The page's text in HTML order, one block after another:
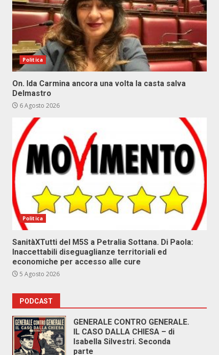
Politica
On. Ida Carmina ancora una volta la casta salva
Delmastro
6 Agosto 2026
Politica
SanitàXTutti del M5S a Petralia Sottana. Di Paola:
Inaccettabili diseguaglianze territoriali ed
economiche per accesso alle cure
5 Agosto 2026
PODCAST
GENERALE CONTRO GENERALE.
IL CASO DALLA CHIESA – di
Isabella Silvestri. Seconda
parte